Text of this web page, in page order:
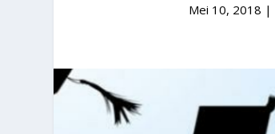
Mei 10, 2018 |